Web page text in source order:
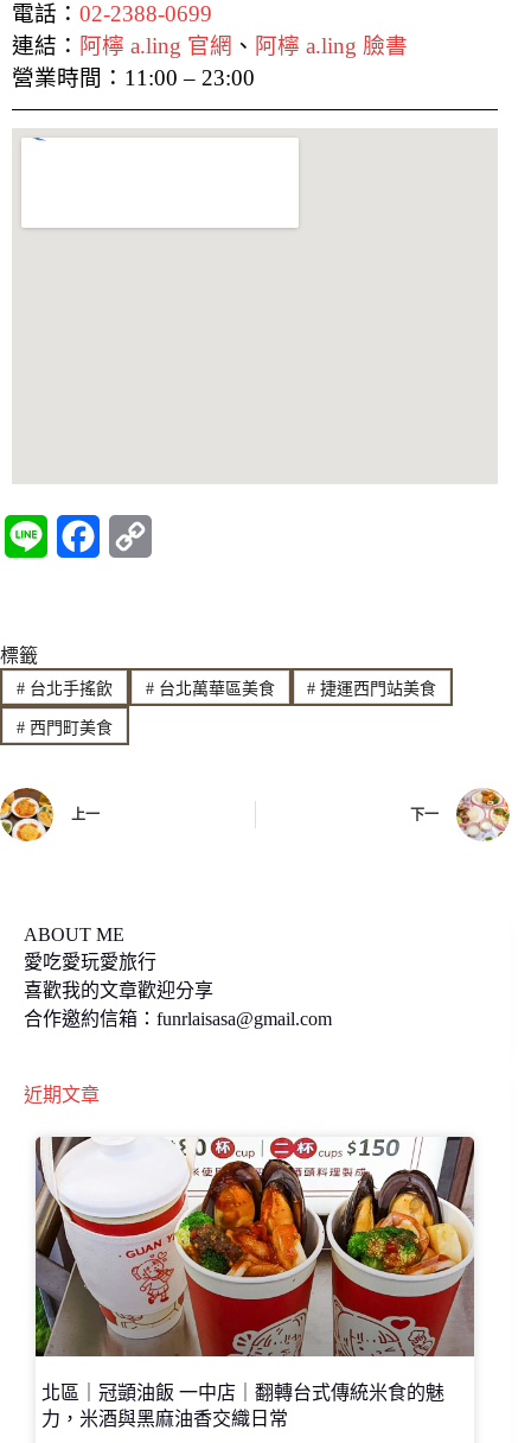
電話： 02-2388-0699
連結： 阿檸 a.ling 官網 、 阿檸 a.ling 臉書
營業時間：11:00 – 23:00
e e
b
o
y
L
標籤
#台北手搖飲 #台北萬華區美食 # 捷運西門站美食
#西門町美食
上一 下一
ABOUT ME
愛吃愛玩愛旅行
喜歡我的文章歡迎分享
合作邀約信箱： funrlaisasa@gmail.com
近期文章
北區｜冠顗油飯 一中店｜翻轉台式傳統米食的魅
力，米酒與黑麻油香交織日常